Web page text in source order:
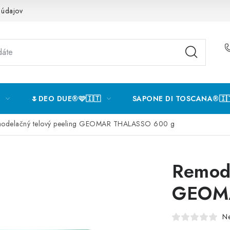
🌷DEO DUE®️🩷🇮🇹 SAPONE DI
telový peeling GEOMAR THALASSO 600 g